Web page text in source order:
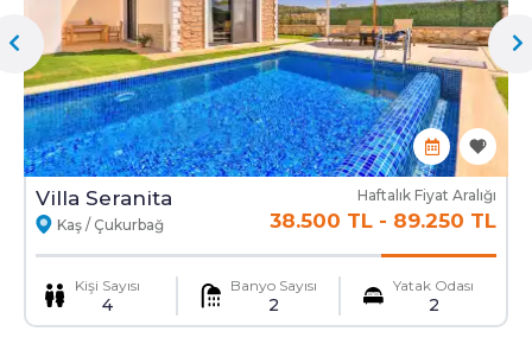
Tüpgaz Giriş Temizliği
Fiyata Dahil Olmayanlar
Ekstra Yatak Ekstra Temizlik
Mama Sandalyesi Ulaşım Hizmeti
Villa Seranita
Kaş / Çukurbağ
Haftalık Fiyat Aralığı
38.500 TL - 89.250 TL
Kişi Sayısı
4
Banyo Sayısı
2
Yatak Odası
2